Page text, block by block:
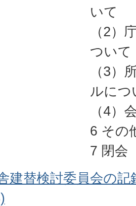
いて
（2）
ついて
（3）
ルにつ
（4）
6 その
7 閉会
建替検討委員会の